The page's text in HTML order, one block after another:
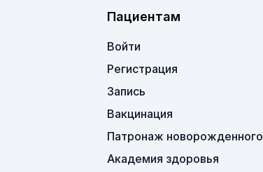
Пациентам
Войти
Регистрация
Запись
Вакцинация
Патронаж новорожденного
Академия здоровья